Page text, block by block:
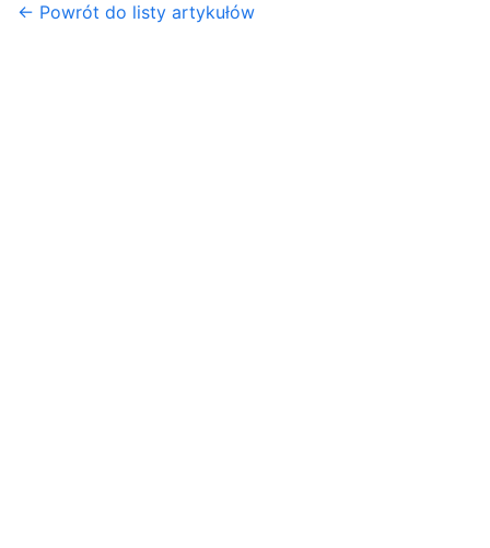
← Powrót do listy artykułów